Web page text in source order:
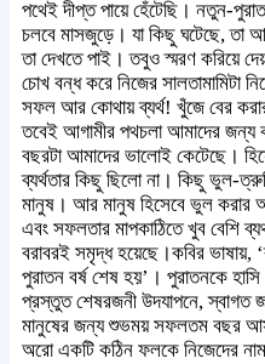
পথেই দীপ্ত পায়ে হেঁটেছি। নতুন-
চলবে মাসজুড়ে। যা কিছু ঘটেছে, তা
তা দেখতে পাই। তবুও স্মরণ করিয়ে
চোখ বন্ধ করে নিজের সালতামামিটা
সফল আর কোথায় ব্যর্থ! খুঁজে বের করার
তবেই আগামীর পথচলা আমাদের
বছরটা আমাদের ভালোই কেটেছে।
ব্যর্থতার কিছু ছিলো না। কিছু ভুল-
মানুষ। আর মানুষ হিসেবে ভুল করার
এবং সফলতার মাপকাঠিতে খুব বেশি
বরাবরই সমৃদ্ধ হয়েছে।কবির ভাষায়,
পুরাতন বর্ষ শেষ হয়’। পুরাতনকে
প্রস্তুত শেষরজনী উদযাপনে, স্বাগত
মানুষের জন্য শুভময় সফলতম বছর
অরো একটি কঠিন ফলকে নিজেদের